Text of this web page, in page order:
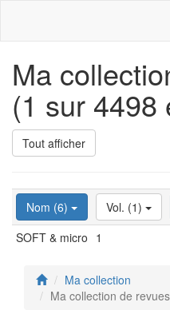
Ma
(1 sur 4498
Tout afficher
Nom (6) Vol. (1)
SOFT & micro 1
Ma collection
Ma collection de